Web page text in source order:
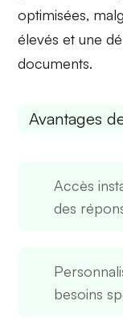
optimisées,
élevés et une
documents.
Avantages
Accès
des
besoins